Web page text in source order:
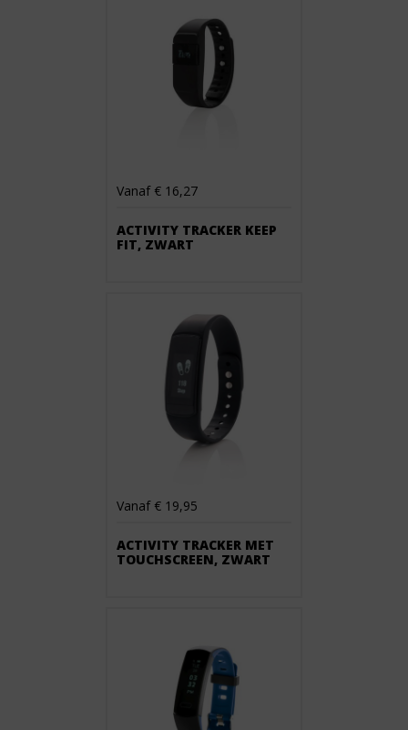
Vanaf € 16,27
ACTIVITY TRACKER KEEP
FIT, ZWART
Vanaf € 19,95
ACTIVITY TRACKER MET
TOUCHSCREEN, ZWART